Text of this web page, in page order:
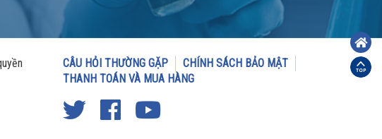
CÂU HỎI THƯỜNG GẶP
CHÍNH SÁCH BẢO MẬT
THANH TOÁN VÀ MUA HÀNG